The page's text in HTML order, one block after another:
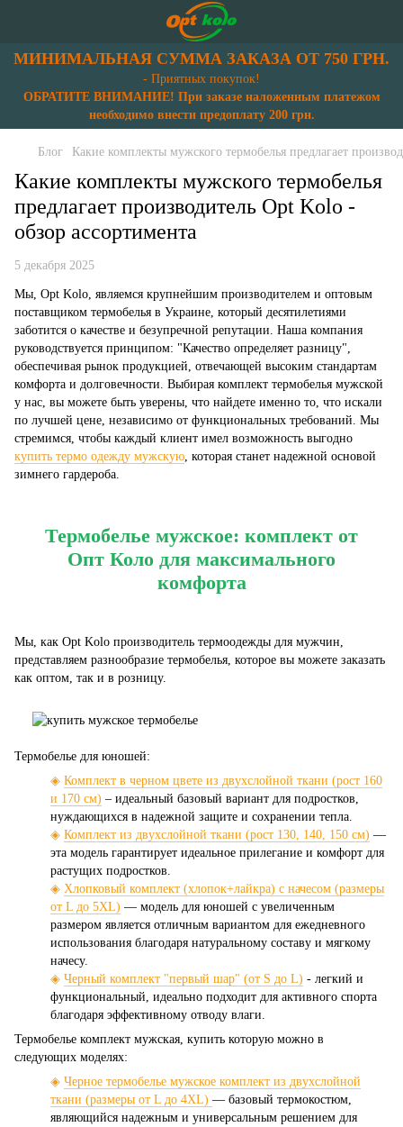
МИНИМАЛЬНАЯ СУММА ЗАКАЗА ОТ 750 ГРН.
- Приятных покупок!
ОБРАТИТЕ ВНИМАНИЕ! При заказе наложенным платежом
необходимо внести предоплату 200 грн.
Блог Какие комплекты мужского термобелья предлагает
Какие комплекты мужского термобелья
предлагает производитель Opt Kolo -
обзор ассортимента
5 декабря 2025
Мы, Opt Kolo, являемся крупнейшим производителем и оптовым
поставщиком термобелья в Украине, который десятилетиями
заботится о качестве и безупречной репутации. Наша компания
руководствуется принципом: "Качество определяет разницу",
обеспечивая рынок продукцией, отвечающей высоким стандартам
комфорта и долговечности. Выбирая комплект термобелья мужской
у нас, вы можете быть уверены, что найдете именно то, что искали
по лучшей цене, независимо от функциональных требований. Мы
стремимся, чтобы каждый клиент имел возможность выгодно
купить термо одежду мужскую, которая станет надежной основой
зимнего гардероба.
Термобелье мужское: комплект от
Опт Коло для максимального
комфорта
Мы, как Opt Kolo производитель термоодежды для мужчин,
представляем разнообразие термобелья, которое вы можете заказать
как оптом, так и в розницу.
Термобелье для юношей:
◈ Комплект в черном цвете из двухслойной ткани (рост 160
и 170 см) – идеальный базовый вариант для подростков,
нуждающихся в надежной защите и сохранении тепла.
◈ Комплект из двухслойной ткани (рост 130, 140, 150 см) —
эта модель гарантирует идеальное прилегание и комфорт для
растущих подростков.
◈ Хлопковый комплект (хлопок+лайкра) с начесом (размеры
от L до 5XL) — модель для юношей с увеличенным
размером является отличным вариантом для ежедневного
использования благодаря натуральному составу и мягкому
начесу.
◈ Черный комплект "первый шар" (от S до L) - легкий и
функциональный, идеально подходит для активного спорта
благодаря эффективному отводу влаги.
Термобелье комплект мужская, купить которую можно в
следующих моделях:
◈ Черное термобелье мужское комплект из двухслойной
ткани (размеры от L до 4XL) — базовый термокостюм,
являющийся надежным и универсальным решением для